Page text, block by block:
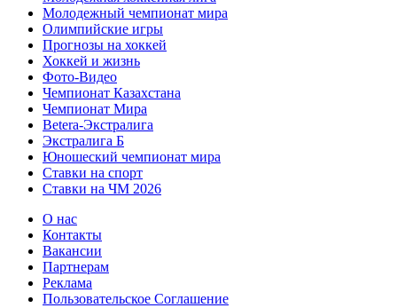
Молодежный чемпионат мира
Олимпийские игры
Прогнозы на хоккей
Хоккей и жизнь
Фото-Видео
Чемпионат Казахстана
Чемпионат Мира
Betera-Экстралига
Экстралига Б
Юношеский чемпионат мира
Ставки на спорт
Ставки на ЧМ 2026
О нас
Контакты
Вакансии
Партнерам
Реклама
Пользовательское Соглашение